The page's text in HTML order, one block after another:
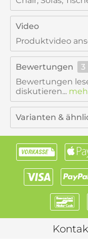
Video
Produktvideo
Bewertungen
3
Bewertungen
diskutieren...
Varianten &